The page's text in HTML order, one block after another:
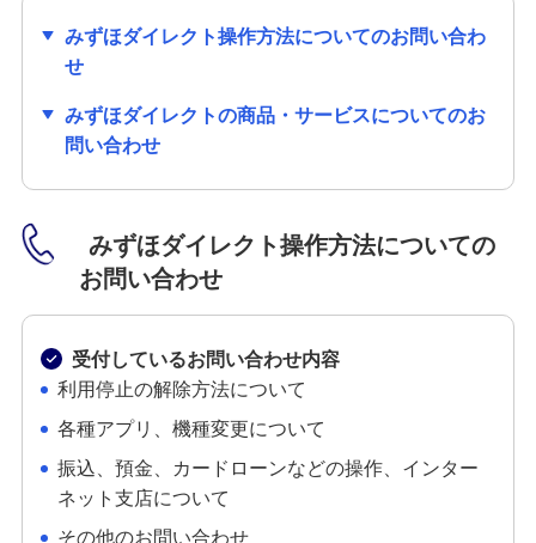
みずほダイレクト操作方法についてのお問い合わ
せ
みずほダイレクトの商品・サービスについてのお
問い合わせ
みずほダイレクト操作方法についての
お問い合わせ
受付しているお問い合わせ内容
利用停止の解除方法について
各種アプリ、機種変更について
振込、預金、カードローンなどの操作、インター
ネット支店について
その他のお問い合わせ